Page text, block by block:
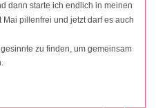
dann starte ich endlich in meinen
Mai pillenfrei und jetzt darf es auch
zu finden, um gemeinsam